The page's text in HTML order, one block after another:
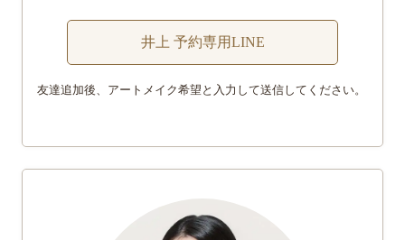
井上 予約専用LINE
友達追加後、アートメイク希望と入力して送信してください。